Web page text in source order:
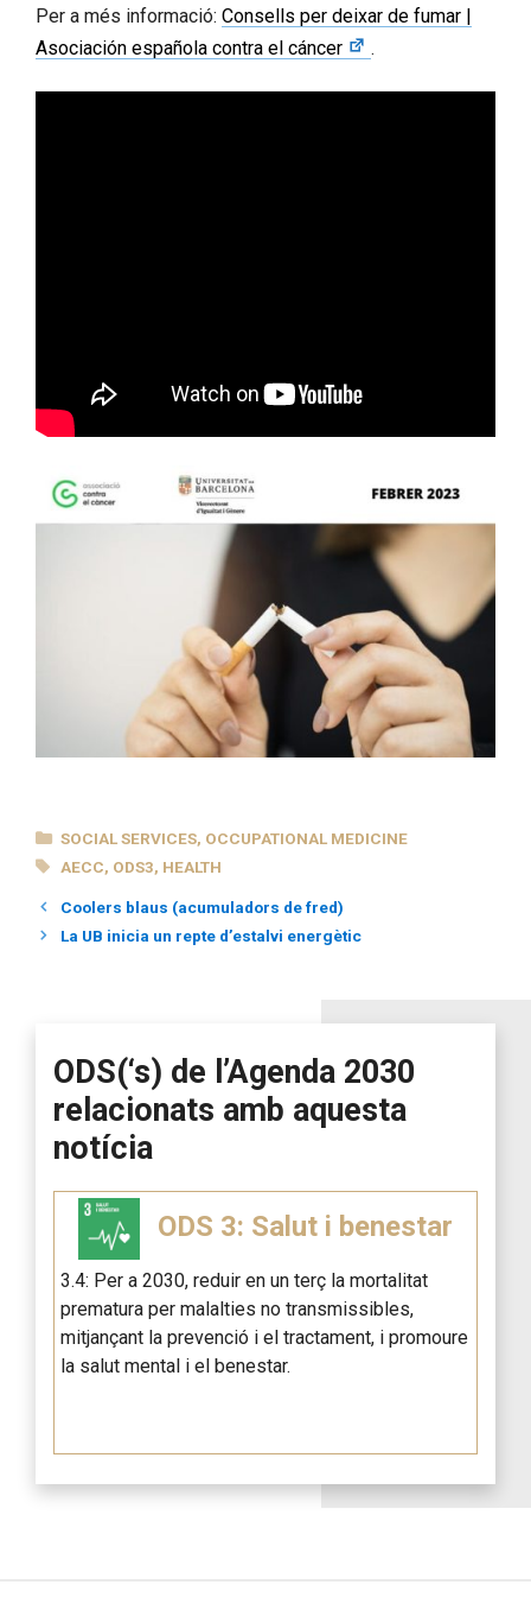
Per a més informació: Consells per deixar de fumar |
Asociación española contra el cáncer
.
CATEGORIES
SOCIAL SERVICES, OCCUPATIONAL MEDICINE
TAGS
AECC, ODS3, HEALTH
Coolers blaus (acumuladors de fred)
La UB inicia un repte d’estalvi energètic
ODS(‘s) de l’Agenda 2030
relacionats amb aquesta
notícia
ODS 3: Salut i benestar
3.4: Per a 2030, reduir en un terç la mortalitat
prematura per malalties no transmissibles,
mitjançant la prevenció i el tractament, i promoure
la salut mental i el benestar.